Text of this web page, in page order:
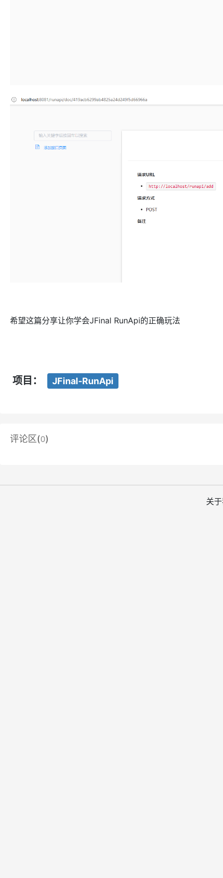
希望这篇分享让你学会JFinal RunApi的正确玩法
项目： JFinal-RunApi
评论区(0)
关